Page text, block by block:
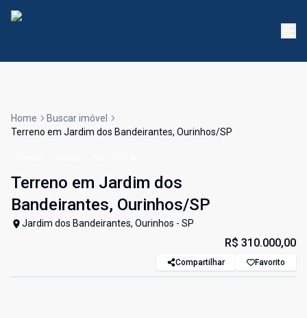
Home
Buscar imóvel
Terreno em Jardim dos Bandeirantes, Ourinhos/SP
Terreno em Jardim dos
Bandeirantes, Ourinhos/SP
Jardim dos Bandeirantes, Ourinhos - SP
R$ 310.000,00
Compartilhar Favorito